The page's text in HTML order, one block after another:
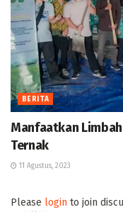
BERITA
Manfaatkan
Ternak
11 Agustus, 2023
Please login to join